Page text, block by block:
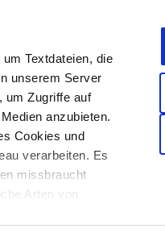
Textdateien, die
unserem Server
um Zugriffe auf
anzubieten.
Cookies und
verarbeiten. Es
missbraucht
Arten von